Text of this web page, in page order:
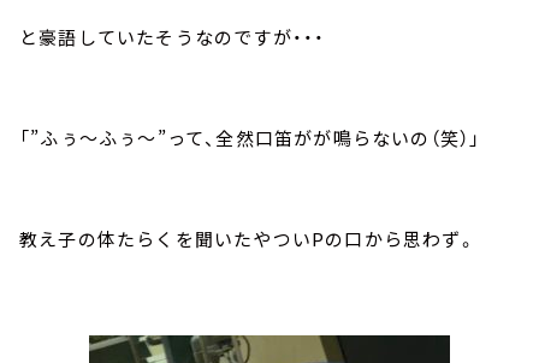
と豪語していたそうなのですが・・・
「”ふぅ～ふぅ～”って、全然口笛がが鳴らないの（笑）」
教え子の体たらくを聞いたやついPの口から思わず。